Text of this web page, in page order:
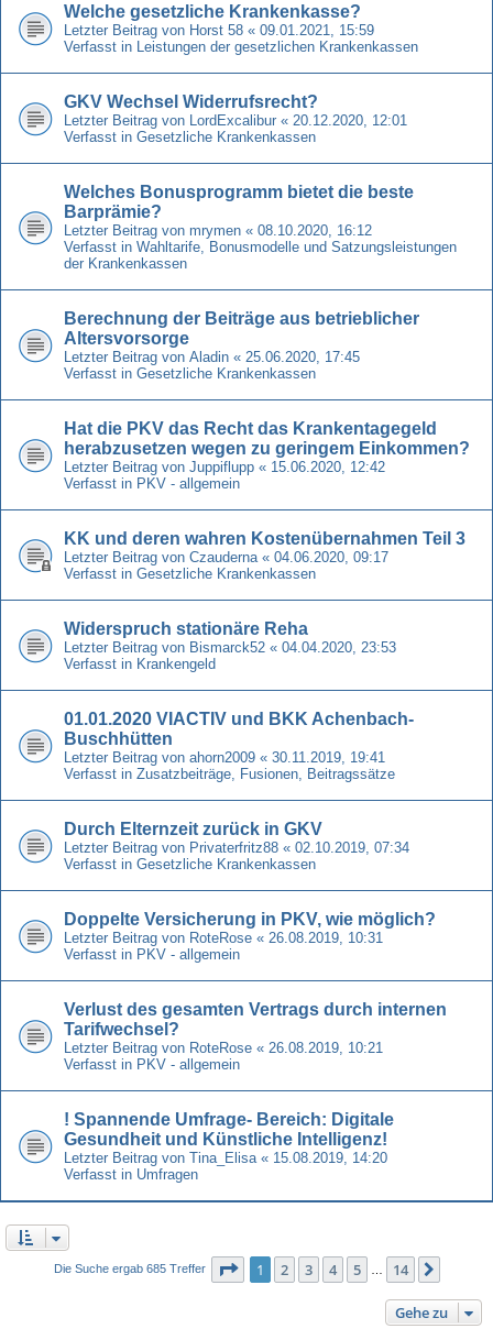
Welche gesetzliche Krankenkasse?
Letzter Beitrag von Horst 58 « 09.01.2021, 15:59
Verfasst in Leistungen der gesetzlichen Krankenkassen
GKV Wechsel Widerrufsrecht?
Letzter Beitrag von LordExcalibur « 20.12.2020, 12:01
Verfasst in Gesetzliche Krankenkassen
Welches Bonusprogramm bietet die beste
Barprämie?
Letzter Beitrag von mrymen « 08.10.2020, 16:12
Verfasst in Wahltarife, Bonusmodelle und Satzungsleistungen
der Krankenkassen
Berechnung der Beiträge aus betrieblicher
Altersvorsorge
Letzter Beitrag von Aladin « 25.06.2020, 17:45
Verfasst in Gesetzliche Krankenkassen
Hat die PKV das Recht das Krankentagegeld
herabzusetzen wegen zu geringem Einkommen?
Letzter Beitrag von Juppiflupp « 15.06.2020, 12:42
Verfasst in PKV - allgemein
KK und deren wahren Kostenübernahmen Teil 3
Letzter Beitrag von Czauderna « 04.06.2020, 09:17
Verfasst in Gesetzliche Krankenkassen
Widerspruch stationäre Reha
Letzter Beitrag von Bismarck52 « 04.04.2020, 23:53
Verfasst in Krankengeld
01.01.2020 VIACTIV und BKK Achenbach-
Buschhütten
Letzter Beitrag von ahorn2009 « 30.11.2019, 19:41
Verfasst in Zusatzbeiträge, Fusionen, Beitragssätze
Durch Elternzeit zurück in GKV
Letzter Beitrag von Privaterfritz88 « 02.10.2019, 07:34
Verfasst in Gesetzliche Krankenkassen
Doppelte Versicherung in PKV, wie möglich?
Letzter Beitrag von RoteRose « 26.08.2019, 10:31
Verfasst in PKV - allgemein
Verlust des gesamten Vertrags durch internen
Tarifwechsel?
Letzter Beitrag von RoteRose « 26.08.2019, 10:21
Verfasst in PKV - allgemein
! Spannende Umfrage- Bereich: Digitale
Gesundheit und Künstliche Intelligenz!
Letzter Beitrag von Tina_Elisa « 15.08.2019, 14:20
Verfasst in Umfragen
Die Suche ergab 685 Treffer Seite 1von 14
1 2 3 4 5 14
Gehe zu